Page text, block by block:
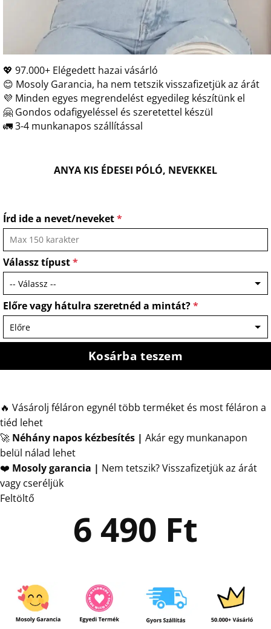
💖 97.000+ Elégedett hazai vásárló
😊 Mosoly Garancia, ha nem tetszik visszafizetjük az árát
💜 Minden egyes megrendelést egyedileg készítünk el
🤗 Gondos odafigyeléssel és szeretettel készül
🚛 3-4 munkanapos szállítással
ANYA KIS ÉDESEI PÓLÓ, NEVEKKEL
Írd ide a nevet/neveket*
Válassz típust*
Előre vagy hátulra szeretnéd a mintát?*
Kosárba teszem
🔥 Vásárolj féláron egynél több terméket és most féláron a
tiéd lehet
🚀 Néhány napos kézbesítés | Akár egy munkanapon
belül nálad lehet
❤️ Mosoly garancia | Nem tetszik? Visszafizetjük az árát
vagy cseréljük
Feltöltő
6 490 Ft